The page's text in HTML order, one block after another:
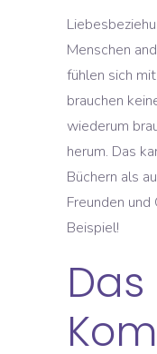
Menschen
fühlen sich
brauchen
wiederum
herum. Das
Büchern als
Freunden
Beispiel!